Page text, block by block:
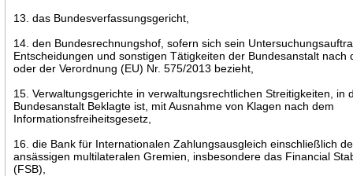
13. das Bundesverfassungsgericht,
14. den Bundesrechnungshof, sofern sich sein
Entscheidungen und sonstigen Tätigkeiten der Bundesanstalt nach
oder der Verordnung (EU) Nr. 575/2013 bezieht,
15. Verwaltungsgerichte in verwaltungsrechtlichen Streitigkeiten, in
Bundesanstalt Beklagte ist, mit Ausnahme von Klagen nach dem
Informationsfreiheitsgesetz,
16. die Bank für Internationalen Zahlungsausgleich einschließlich
ansässigen multilateralen Gremien, insbesondere das Financial
(FSB),